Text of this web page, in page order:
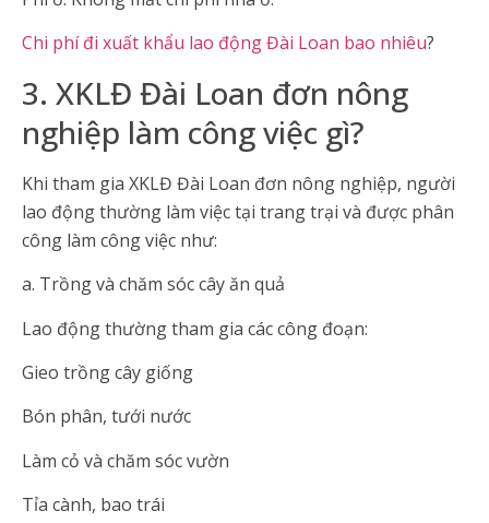
Chi phí đi xuất khẩu lao động Đài Loan bao nhiêu?
3. XKLĐ Đài Loan đơn nông
nghiệp làm công việc gì?
Khi tham gia XKLĐ Đài Loan đơn nông nghiệp, người
lao động thường làm việc tại trang trại và được phân
công làm công việc như:
a. Trồng và chăm sóc cây ăn quả
Lao động thường tham gia các công đoạn:
Gieo trồng cây giống
Bón phân, tưới nước
Làm cỏ và chăm sóc vườn
Tỉa cành, bao trái